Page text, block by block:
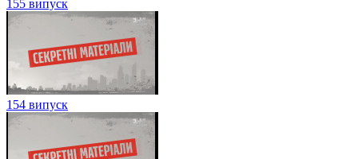
155 випуск
154 випуск